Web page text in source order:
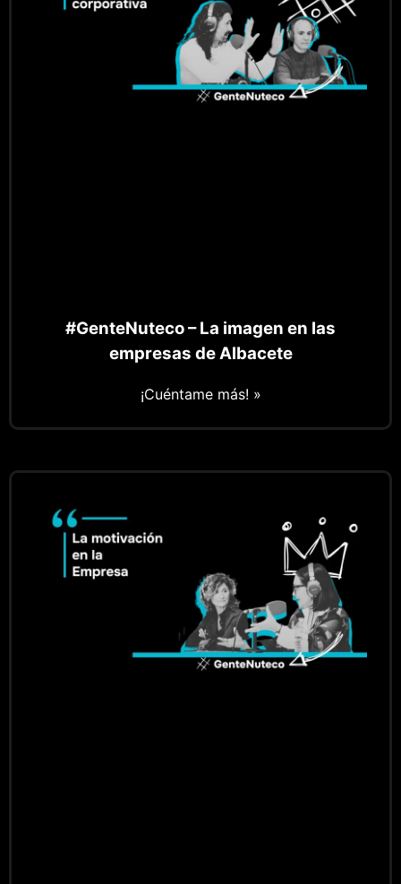
#GenteNuteco – La imagen en las
empresas de Albacete
¡Cuéntame más! »